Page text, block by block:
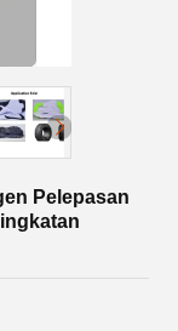
Pelepasan